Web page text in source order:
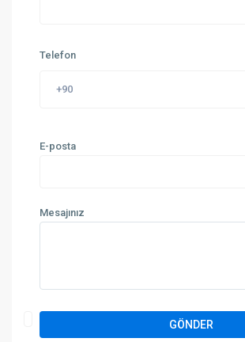
Telefon
E-posta
Mesajınız